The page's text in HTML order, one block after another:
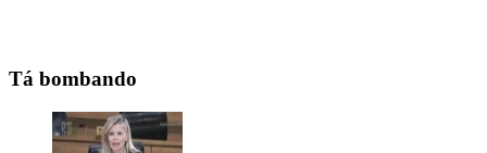
Tá bombando